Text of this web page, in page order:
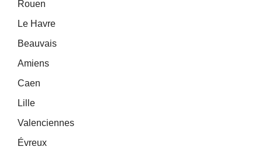
Rouen
Le Havre
Beauvais
Amiens
Caen
Lille
Valenciennes
Évreux